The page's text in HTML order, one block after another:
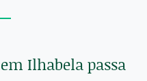
Ilhabela passa